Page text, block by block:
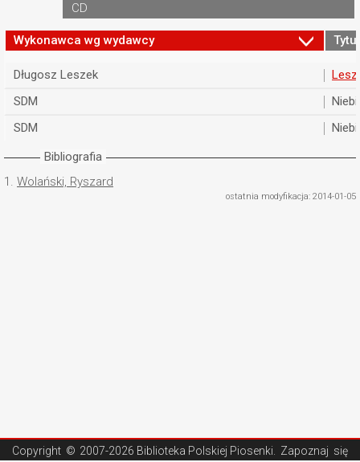
CD
Wykonawca wg wydawcy Tytuł
Długosz Leszek
SDM
SDM
Bibliografia
1. Wolański, Ryszard
ostatnia modyfikacja: 2014-01-05
Copyright © 2007-2026 Biblioteka Polskiej Piosenki . Zapoznaj się